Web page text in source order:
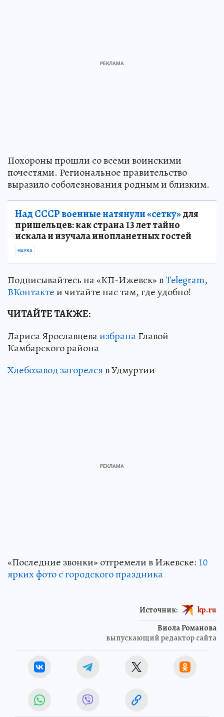
Похороны прошли со всеми воинскими
почестями. Региональное правительство
выразило соболезнования родным и близким.
Над СССР военные натянули «сетку»для
пришельцев: как страна 13 лет тайно
искала и изучала инопланетных гостей
НАУКА
Подписывайтесь на «КП-Ижевск» вTelegram,
ВКонтактеи читайте нас там, где удобно!
ЧИТАЙТЕ ТАКЖЕ:
Лариса ЯрославцеваизбранаГлавой
Камбарского района
Хлебозавод загорелсяв Удмуртии
«Последние звонки» отгремели в Ижевске: 10
ярких фото с городского праздника
Виола Романова
выпускающий редактор сайта
Источник: kp.ru